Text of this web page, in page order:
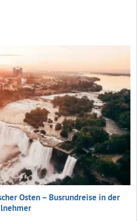
Osten – Busrundreise in der